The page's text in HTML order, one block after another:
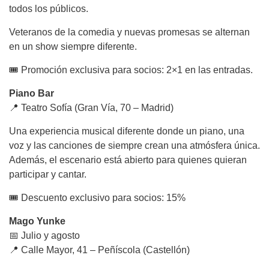
todos los públicos.
Veteranos de la comedia y nuevas promesas se alternan
en un show siempre diferente.
🎟 Promoción exclusiva para socios: 2×1 en las entradas.
Piano Bar
📍 Teatro Sofía (Gran Vía, 70 – Madrid)
Una experiencia musical diferente donde un piano, una
voz y las canciones de siempre crean una atmósfera única.
Además, el escenario está abierto para quienes quieran
participar y cantar.
🎟 Descuento exclusivo para socios: 15%
Mago Yunke
📅 Julio y agosto
📍 Calle Mayor, 41 – Peñíscola (Castellón)